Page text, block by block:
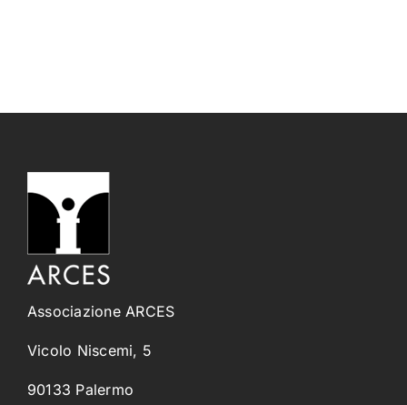
Associazione ARCES
Vicolo Niscemi, 5
90133 Palermo